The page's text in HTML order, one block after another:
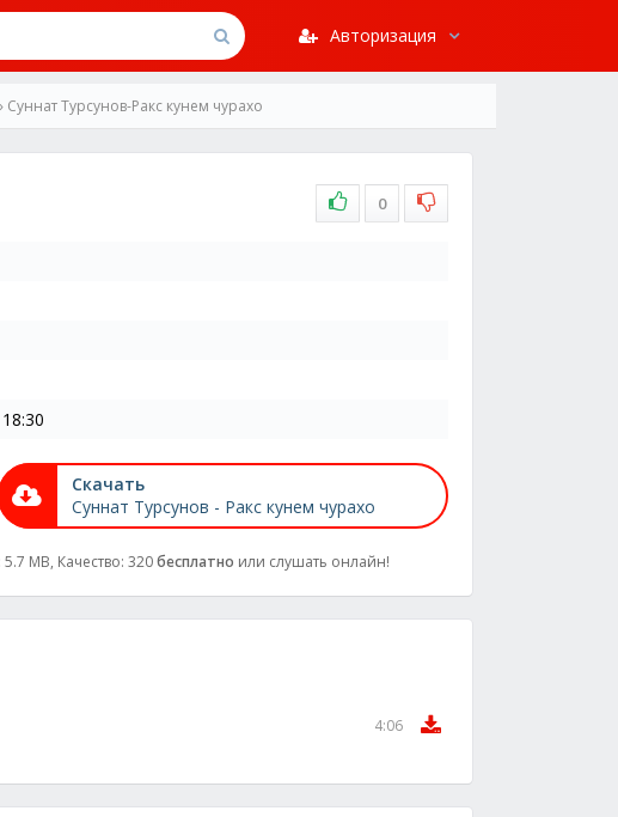
Авторизация
Суннат Турсунов-Ракс кунем чурахо
0
Скачать
Суннат Турсунов - Ракс кунем чурахо
MB, Качество: 320бесплатно или слушать онлайн!
4:06